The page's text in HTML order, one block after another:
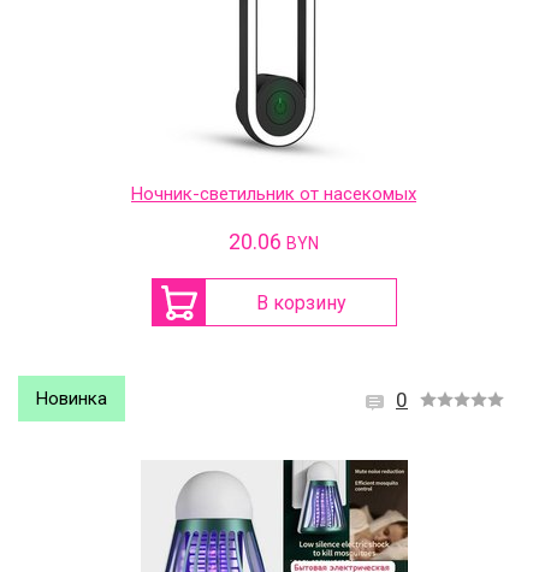
Ночник-светильник от насекомых
20.06 BYN
В корзину
0
Новинка